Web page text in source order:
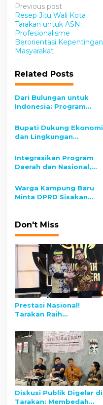
P
o
s
t
a
v
i
a
i
n
Previous post
Resep Jitu Wali Kota
Tarakan untuk ASN:
Profesionalisme
Berorientasi Kepentingan
Masyarakat
Related Posts
Dari Bulungan untuk
Indonesia: Program
Regulasi Hijau Nasional
Bupati Dukung Ekonomi
dan Lingkungan
Ajang ISNA 2025
Integrasikan Program
Daerah dan Nasional,
Belanja Pemerintah
Warga Kampung Baru
Minta DPRD Sisakan
Don't Miss
Prestasi Nasional!
Tarakan Raih
Negeri, Wali Kota: Jadi
Motivasi Wujudkan
Tarakan Emas
Diskusi Publik Digelar di
Tarakan: Membedah